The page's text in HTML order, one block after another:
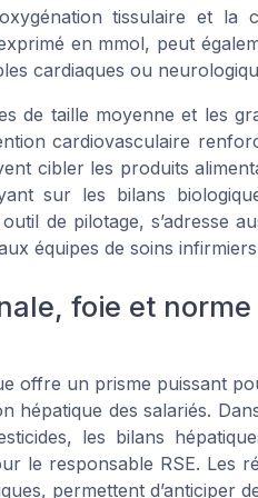
tissulaire et
en mmol, peut
cardiaques ou
de taille moyenne et les
cardiovasculaire
cibler les produits
sur les bilans
de pilotage, s’adresse
équipes de soins
foie et
offre un prisme puissant
hépatique des salariés.
les bilans
le responsable RSE. Les
permettent d’anticiper